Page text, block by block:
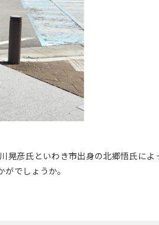
晃彦氏といわき市出身の北郷悟氏によ
でしょうか。